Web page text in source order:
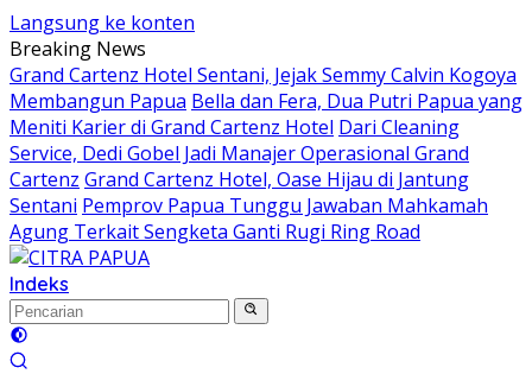
Langsung ke konten
Breaking News
Grand Cartenz Hotel Sentani, Jejak Semmy Calvin Kogoya
Membangun Papua Bella dan Fera, Dua Putri Papua yang
Meniti Karier di Grand Cartenz Hotel Dari Cleaning
Service, Dedi Gobel Jadi Manajer Operasional Grand
Cartenz Grand Cartenz Hotel, Oase Hijau di Jantung
Sentani Pemprov Papua Tunggu Jawaban Mahkamah
Agung Terkait Sengketa Ganti Rugi Ring Road
Indeks